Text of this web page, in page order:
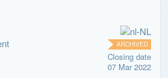
ARCHIVED
Closing date
07 Mar 2022